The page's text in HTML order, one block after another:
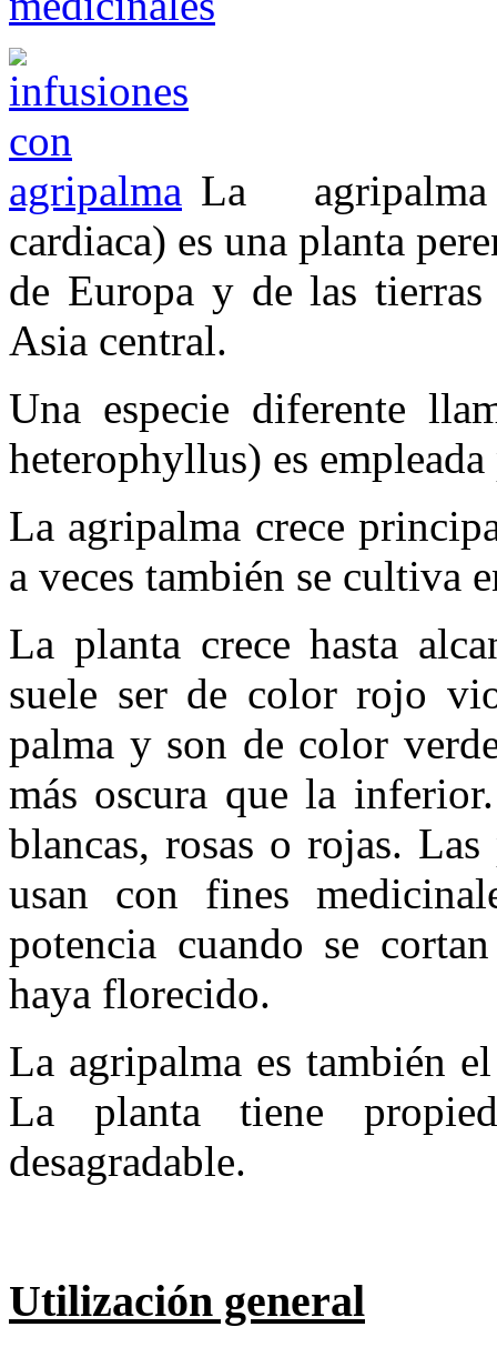
La
cardiaca) es una planta
de Europa y de las tierras
Asia central.
Una especie diferente
heterophyllus) es
La agripalma crece
a veces también se cultiva
La planta crece hasta
suele ser de color rojo
palma y son de color
más oscura que la
blancas, rosas o rojas.
usan con fines
potencia cuando se
haya florecido.
La agripalma es también
La planta tiene
desagradable.
Utilización general